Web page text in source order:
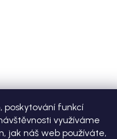
poskytování funkcí
využíváme
jak náš web používáte,